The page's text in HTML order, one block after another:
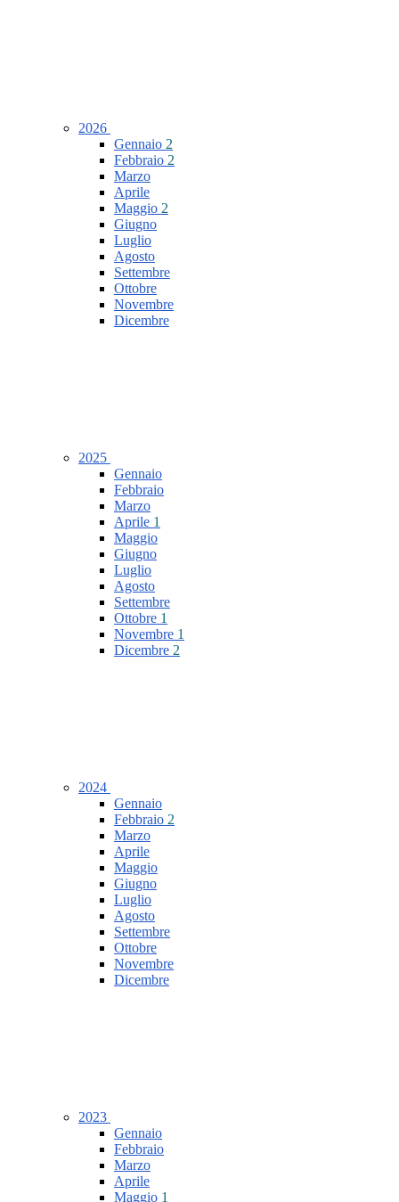
2026
Gennaio 2
Febbraio 2
Marzo
Aprile
Maggio 2
Giugno
Luglio
Agosto
Settembre
Ottobre
Novembre
Dicembre
2025
Gennaio
Febbraio
Marzo
Aprile 1
Maggio
Giugno
Luglio
Agosto
Settembre
Ottobre 1
Novembre 1
Dicembre 2
2024
Gennaio
Febbraio 2
Marzo
Aprile
Maggio
Giugno
Luglio
Agosto
Settembre
Ottobre
Novembre
Dicembre
2023
Gennaio
Febbraio
Marzo
Aprile
Maggio 1